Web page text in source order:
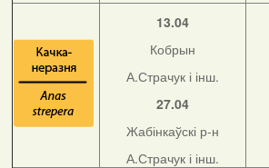
13.04
Кобрын
А.Страчук і інш.
27.04
Жабінкаўскі р-н
А.Страчук і інш.